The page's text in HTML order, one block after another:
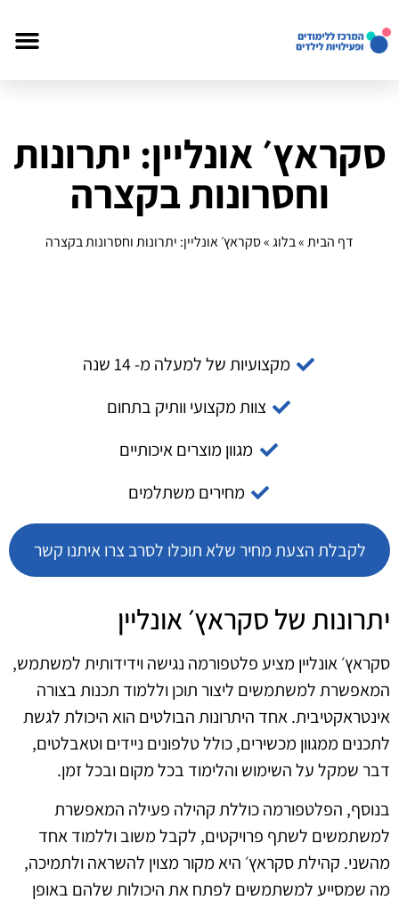
סקראץ׳ אונליין: יתרונות
וחסרונות בקצרה
דף הבית»בלוג»סקראץ׳ אונליין: יתרונות וחסרונות בקצרה
מקצועיות של למעלה מ- 14 שנה
צוות מקצועי וותיק בתחום
מגוון מוצרים איכותיים
מחירים משתלמים
לקבלת הצעת מחיר שלא תוכלו לסרב צרו איתנו קשר
יתרונות של סקראץ׳ אונליין
סקראץ׳ אונליין מציע פלטפורמה נגישה וידידותית למשתמש,
המאפשרת למשתמשים ליצור תוכן וללמוד תכנות בצורה
אינטראקטיבית. אחד היתרונות הבולטים הוא היכולת לגשת
לתכנים ממגוון מכשירים, כולל טלפונים ניידים וטאבלטים,
דבר שמקל על השימוש והלימוד בכל מקום ובכל זמן.
בנוסף, הפלטפורמה כוללת קהילה פעילה המאפשרת
למשתמשים לשתף פרויקטים, לקבל משוב וללמוד אחד
מהשני. קהילת סקראץ׳ היא מקור מצוין להשראה ולתמיכה,
מה שמסייע למשתמשים לפתח את היכולות שלהם באופן